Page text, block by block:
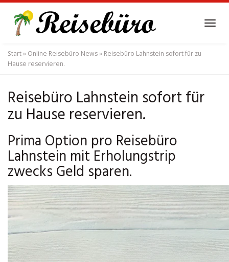
main
content
Start» Online Reisebüro News» Reisebüro Lahnstein sofort für zu
Hause reservieren.
Reisebüro Lahnstein sofort für
zu Hause reservieren.
Prima Option pro Reisebüro
Lahnstein mit Erholungstrip
zwecks Geld sparen.